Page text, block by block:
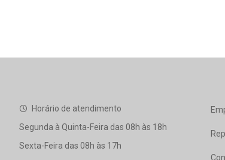
Horário de atendimento
Segunda à Quinta-Feira das 08h às 18h
Sexta-Feira das 08h às 17h